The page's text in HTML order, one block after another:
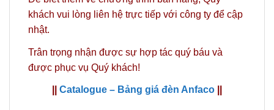
khách vui lòng liên hệ trực tiếp với công ty để cập
nhật.
Trân trọng nhận được sự hợp tác quý báu và
được phục vụ Quý khách!
Catalogue – Bảng giá đèn Anfaco